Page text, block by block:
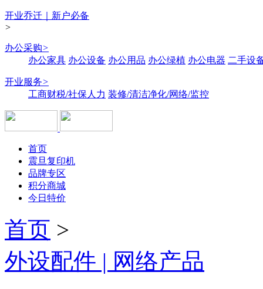
开业乔迁｜新户必备
>
办公采购>
办公家具 办公设备 办公用品 办公绿植 办公电器 二手设
开业服务>
工商财税/社保人力 装修/清洁净化/网络/监控
首页
震旦复印机
品牌专区
积分商城
今日特价
首页 >
外设配件 | 网络产品